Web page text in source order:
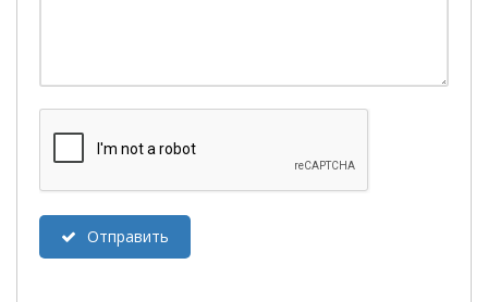
Отправить